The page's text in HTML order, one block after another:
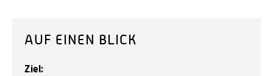
AUF EINEN BLICK
Ziel: